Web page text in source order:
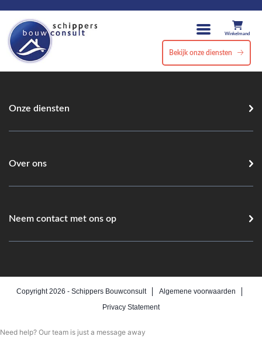
Winkelmand
Bekijk onze diensten
Onze diensten
Over ons
Neem contact met ons op
Copyright 2026 - Schippers Bouwconsult
Algemene voorwaarden
Privacy Statement
Need help? Our team is just a message away